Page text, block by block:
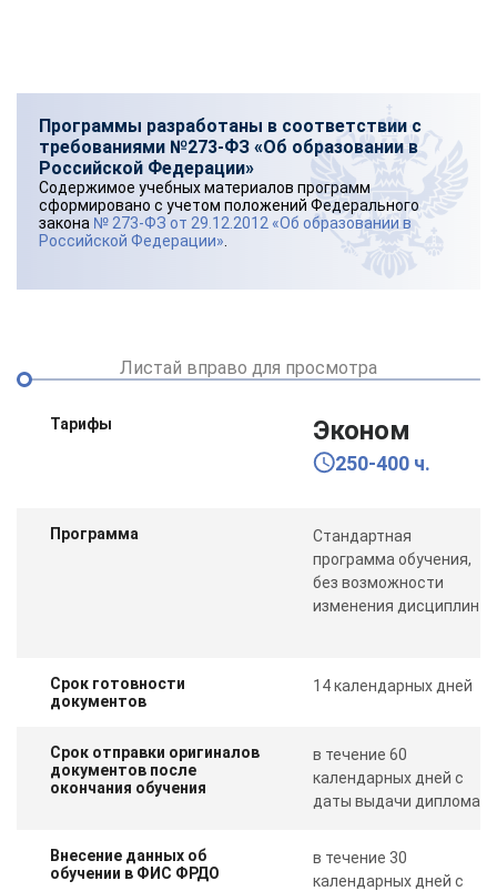
Программы разработаны в соответствии с
требованиями №273-ФЗ «Об образовании в
Российской Федерации»
Содержимое учебных материалов программ
сформировано с учетом положений Федерального
закона № 273-ФЗ от 29.12.2012 «Об образовании в
Российской Федерации»
Листай вправо для просмотра
Тарифы Эконом
250-400 ч.
Программа
Стандартная
программа обучения,
без возможности
изменения дисциплин
Срок готовности
документов
14 календарных дней
Срок отправки оригиналов
документов после
окончания обучения
в течение 60
календарных дней с
даты выдачи диплома
Внесение данных об
обучении в ФИС ФРДО
в течение 30
календарных дней с